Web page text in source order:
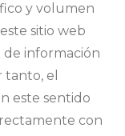
y volumen
sitio web
información
el
este sentido
con